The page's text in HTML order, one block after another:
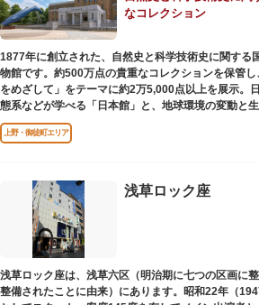
なコレクション
1877年に創立された、自然史と科学技術史に関する
物館です。約500万点の貴重なコレクションを保管
をめざして」をテーマに約2万5,000点以上を展示。
態系などが学べる「日本館」と、地球環境の変動と
進歩などが学べる「地球館」の2つの常設展示をメイ
などから構成されています。
2005年「愛・地球博」の長久手日本館で人気を博し
100万分の1の大きさ）のドームの内側すべてがスク
初のシアターで、月ごとに変わるオリジナル映像を上
楽しみながら学習できるイベント企画や、恐竜をは
本、子ども向けのコーナーもあり、お子様連れでも
また、国立科学博物館では、日本およびアジアにお
施設として、調査研究、標本資料の収集・保管・活
進。これらの活動を上野の本館、白金台の附属自然
上野・御徒町エリア
浅草ロック座
浅草ロック座は、浅草六区（明治期に七つの区画に
整備されたことに由来）にあります。昭和22年（